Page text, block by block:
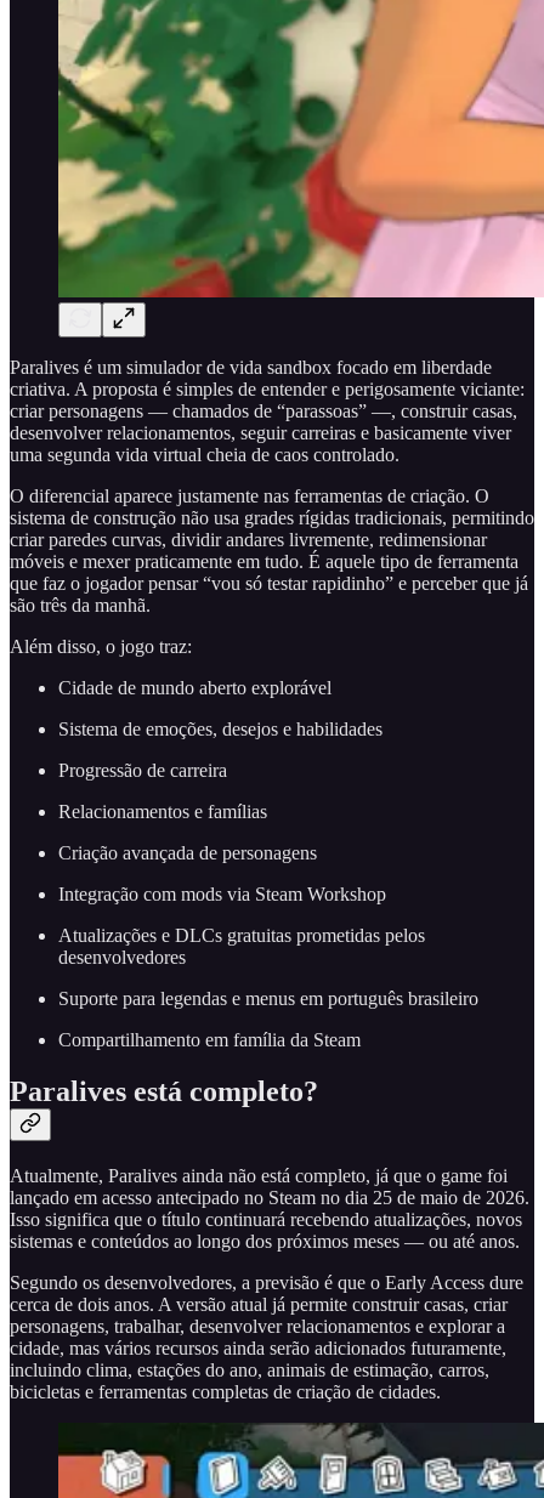
Paralives é um simulador de vida sandbox focado em liberdade
criativa. A proposta é simples de entender e perigosamente viciante:
criar personagens — chamados de “parassoas” —, construir casas,
desenvolver relacionamentos, seguir carreiras e basicamente viver
uma segunda vida virtual cheia de caos controlado.
O diferencial aparece justamente nas ferramentas de criação. O
sistema de construção não usa grades rígidas tradicionais, permitindo
criar paredes curvas, dividir andares livremente, redimensionar
móveis e mexer praticamente em tudo. É aquele tipo de ferramenta
que faz o jogador pensar “vou só testar rapidinho” e perceber que já
são três da manhã.
Além disso, o jogo traz:
Cidade de mundo aberto explorável
Sistema de emoções, desejos e habilidades
Progressão de carreira
Relacionamentos e famílias
Criação avançada de personagens
Integração com mods via Steam Workshop
Atualizações e DLCs gratuitas prometidas pelos
desenvolvedores
Suporte para legendas e menus em português brasileiro
Compartilhamento em família da Steam
Paralives está completo?
Atualmente, Paralives ainda não está completo, já que o game foi
lançado em acesso antecipado no Steam no dia 25 de maio de 2026.
Isso significa que o título continuará recebendo atualizações, novos
sistemas e conteúdos ao longo dos próximos meses — ou até anos.
Segundo os desenvolvedores, a previsão é que o Early Access dure
cerca de dois anos. A versão atual já permite construir casas, criar
personagens, trabalhar, desenvolver relacionamentos e explorar a
cidade, mas vários recursos ainda serão adicionados futuramente,
incluindo clima, estações do ano, animais de estimação, carros,
bicicletas e ferramentas completas de criação de cidades.